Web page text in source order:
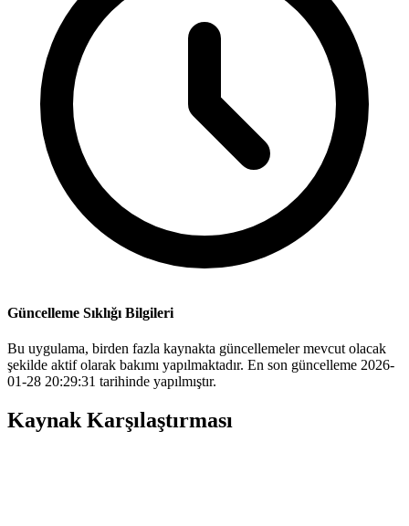
Güncelleme Sıklığı Bilgileri
Bu uygulama, birden fazla kaynakta güncellemeler mevcut olacak
şekilde aktif olarak bakımı yapılmaktadır. En son güncelleme 2026-
01-28 20:29:31 tarihinde yapılmıştır.
Kaynak Karşılaştırması